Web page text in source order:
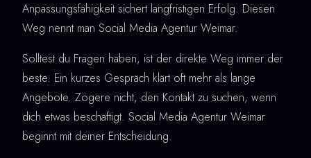
Anpassungsfähigkeit sichert langfristigen Erfolg. Diesen
Weg nennt man Social Media Agentur Weimar.
Solltest du Fragen haben, ist der direkte Weg immer der
beste. Ein kurzes Gespräch klärt oft mehr als lange
Angebote. Zögere nicht, den Kontakt zu suchen, wenn
dich etwas beschäftigt. Social Media Agentur Weimar
beginnt mit deiner Entscheidung.